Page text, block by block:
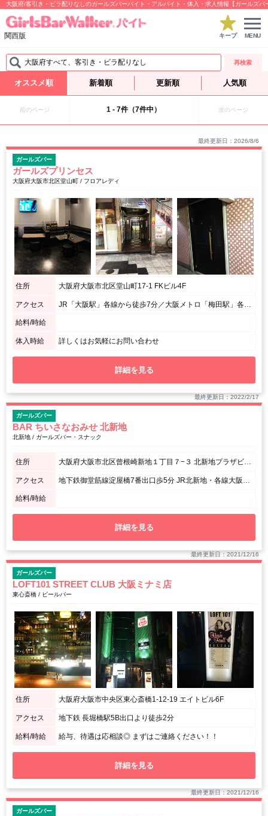
大阪府/客引き・ビラ配りなしのガールズバーバイト・アルバイト・体入・求人情報【ガールズバ
関西版 キープ MENU
大阪府すべて、客引き・ビラ配りなし 再検索
オススメ順 新着順 更新順 人気順
前のページ 1 - 7件（7件中） 次のページ
最終更新日：2026/8/6
ガールズバー
ガールズプリンセス
大阪府大阪市北区堂山町 / フロアレディ
住所 大阪府大阪市北区堂山町17-1 FKビル4F
アクセス JR「大阪駅」各線から徒歩7分／大阪メトロ「梅田駅」各線から徒歩7分／阪急「梅田駅」各線から徒歩7分 / 梅田駅からおよそ437m
給料/時給
体入時給 詳しくはお気軽にお問い合わせ
詳細を見る
最終更新日：2022/2/17
ガールズバー
BAR ちいさなおみせ 北新地
北新地 / ガールズバー・スナック
住所 大阪府大阪市北区曾根崎新地１丁目７−３ 北新地プラザビル11階(最上階)
アクセス 地下鉄御堂筋線淀屋橋7番出口歩5分 JR北新地・各線大阪梅田よりそねちか梅田新道(御堂筋)出口より徒歩2分 本通東側ネオンすぐそば、赤看板スナックビルの最上階です。
給料/時給
詳細を見る
最終更新日：2021/12/16
ガールズバー
LOFT101 STREET CLUB 大阪ミナミ店
東心斎橋 / ビールバー
住所 大阪府大阪市中央区東心斎橋1-12-19 エイトビル6F
アクセス 地下鉄 長堀橋駅5B出口より徒歩2分
給料/時給 給与、待遇は応相談◎ まずはご連絡ください！！
詳細を見る
最終更新日：2021/12/16
ガールズバー